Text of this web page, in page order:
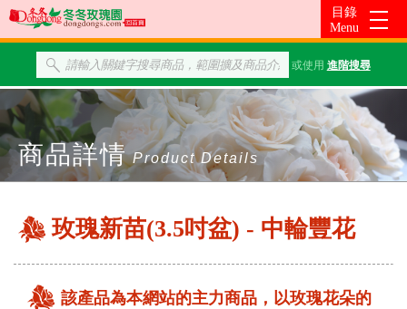
或使用 進階搜尋
商品詳情 Product Details
玫瑰新苗(3.5吋盆) - 中輪豐花
該產品為本網站的主力商品，以玫瑰花朵的